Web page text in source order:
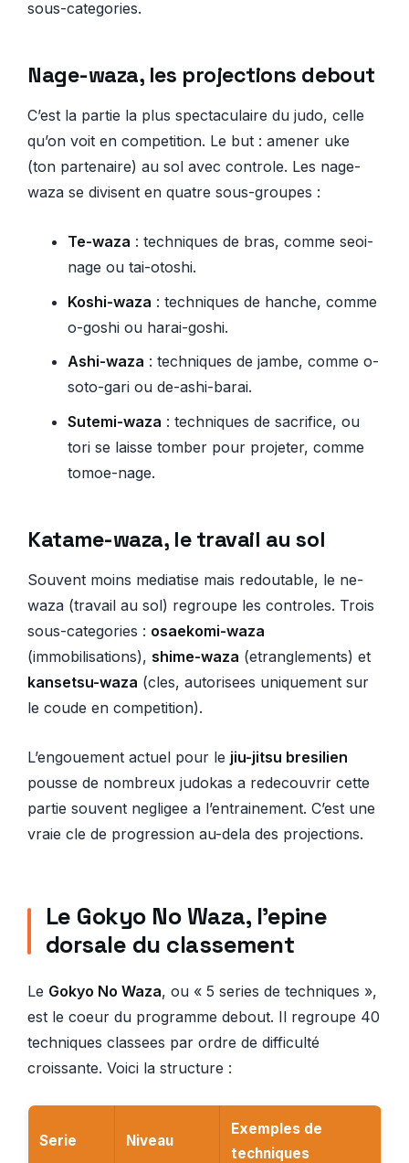
sous-categories.
Nage-waza, les projections debout
C’est la partie la plus spectaculaire du judo, celle
qu’on voit en competition. Le but : amener uke
(ton partenaire) au sol avec controle. Les nage-
waza se divisent en quatre sous-groupes :
Te-waza : techniques de bras, comme seoi-
nage ou tai-otoshi.
Koshi-waza : techniques de hanche, comme
o-goshi ou harai-goshi.
Ashi-waza : techniques de jambe, comme o-
soto-gari ou de-ashi-barai.
Sutemi-waza : techniques de sacrifice, ou
tori se laisse tomber pour projeter, comme
tomoe-nage.
Katame-waza, le travail au sol
Souvent moins mediatise mais redoutable, le ne-
waza (travail au sol) regroupe les controles. Trois
sous-categories : osaekomi-waza
(immobilisations), shime-waza (etranglements) et
kansetsu-waza (cles, autorisees uniquement sur
le coude en competition).
L’engouement actuel pour le jiu-jitsu bresilien
pousse de nombreux judokas a redecouvrir cette
partie souvent negligee a l’entrainement. C’est une
vraie cle de progression au-dela des projections.
Le Gokyo No Waza, l’epine
dorsale du classement
Le Gokyo No Waza, ou « 5 series de techniques »,
est le coeur du programme debout. Il regroupe 40
techniques classees par ordre de difficulté
croissante. Voici la structure :
Serie Niveau
Exemples de
techniques